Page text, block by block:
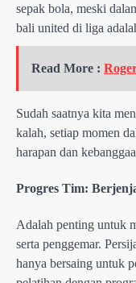
sepak bola, meski
bali united di liga
Read More :
Sudah saatnya kita
kalah, setiap momen
harapan dan
Progres Tim:
Adalah penting untuk
serta penggemar.
hanya bersaing untuk